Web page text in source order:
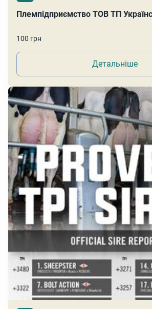
Племпідприємство ТОВ ТП
100 грн
Детальніше